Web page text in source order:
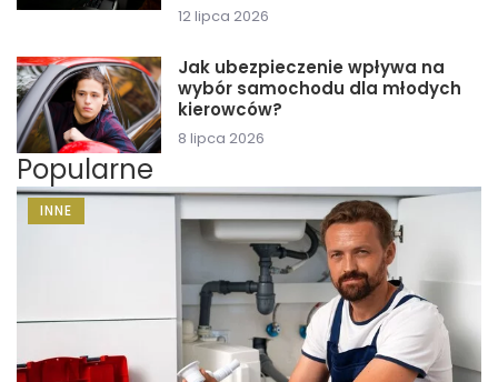
12 lipca 2026
Jak ubezpieczenie wpływa na
wybór samochodu dla młodych
kierowców?
8 lipca 2026
Popularne
INNE